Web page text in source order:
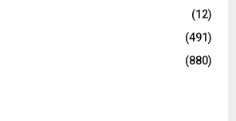
(12)
(491)
(880)